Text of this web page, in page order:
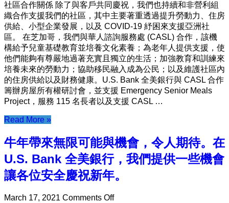
供
一
些
機
會
讓
各
位
安
全
年。
社區合作關係 除了與客戶共同慶祝，我們也持續和非營利組
織合作支援我們的社區，其中主要著重透過提升勞動力、住房
供給、小型企業發展，以及 COVID-19 紓困來支援亞洲社
區。 在芝加哥，我們與華人諮詢服務處 (CASL) 合作，該機
構給予兒童基礎教育並培養文化素養；為老年人提供支援，使
他們能夠有尊嚴地過著充實且獨立的生活；加強教育和訓練來
培養未來的勞動力；協助移民融入成為公民；以及維護社區內
的住房供給以及財務健康。U.S. Bank 全美銀行與 CASL 合作
籌辦房屋所有權研討會，並支援 Emergency Senior Meals
Project，服務 115 名長者以及支援 CASL …
Read More »
牛年帶來無限可能與機會，令人期待。在
U.S. Bank 全美銀行，我們提供一些機會
讓各位安全慶祝新年。
March 17, 2021 Comments Offon